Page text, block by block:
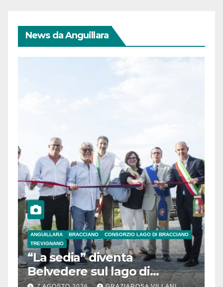
News da Anguillara
ANGUILLARA BRACCIANO
CONSORZIO LAGO DI BRACCIANO
TREVIGNANO
“La sedia” diventa
Belvedere sul lago di